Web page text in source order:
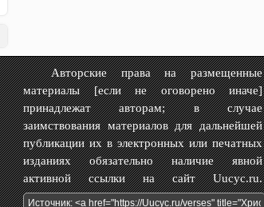
Авторские права на размещенные
материалы [если не оговорено иначе]
принадлежат авторам; в случае
заимствования материалов для дальнейшей
публикации их в электронных или печатных
изданиях обязательно наличие явной
активной ссылки на сайт Uucyc.ru.